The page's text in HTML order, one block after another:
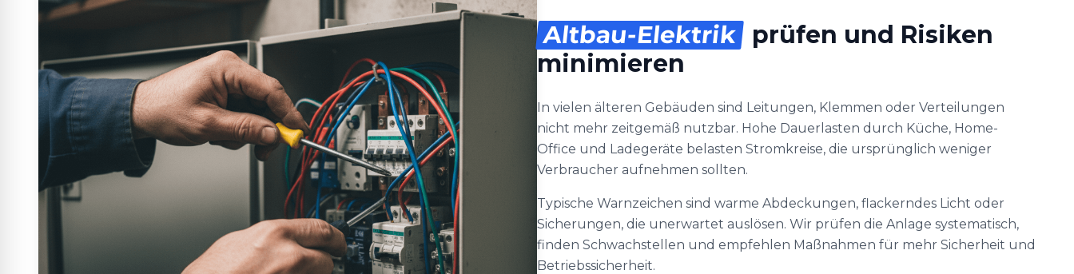
Altbau-Elektrik prüfen und Risiken
minimieren
In vielen älteren Gebäuden sind Leitungen, Klemmen oder Verteilungen
nicht mehr zeitgemäß nutzbar. Hohe Dauerlasten durch Küche, Home-
Office und Ladegeräte belasten Stromkreise, die ursprünglich weniger
Verbraucher aufnehmen sollten.
Typische Warnzeichen sind warme Abdeckungen, flackerndes Licht oder
Sicherungen, die unerwartet auslösen. Wir prüfen die Anlage systematisch,
finden Schwachstellen und empfehlen Maßnahmen für mehr Sicherheit und
Betriebssicherheit.